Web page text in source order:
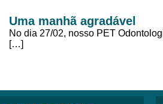
Uma manhã agradável
No dia 27/02, nosso PET
[…]